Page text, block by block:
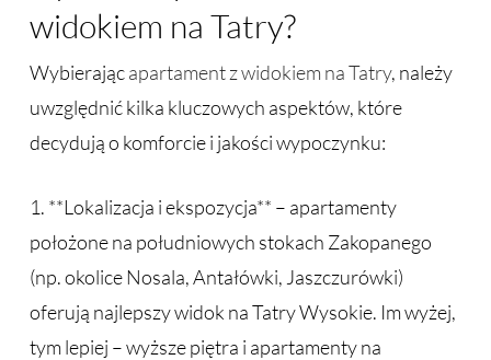
widokiem na Tatry?
Wybierającapartament z widokiem na Tatry, należy
uwzględnić kilka kluczowych aspektów, które
decydują o komforcie i jakości wypoczynku:
1. **Lokalizacja i ekspozycja** – apartamenty
położone na południowych stokach Zakopanego
(np. okolice Nosala, Antałówki, Jaszczurówki)
oferują najlepszy widok na Tatry Wysokie. Im wyżej,
tym lepiej – wyższe piętra i apartamenty na